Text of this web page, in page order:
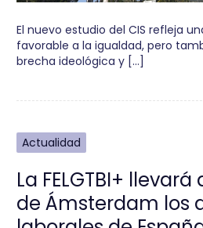
El nuevo estudio del CIS refleja
favorable a la igualdad, pero
brecha ideológica y […]
Actualidad
La FELGTBI+
de Ámsterdam los